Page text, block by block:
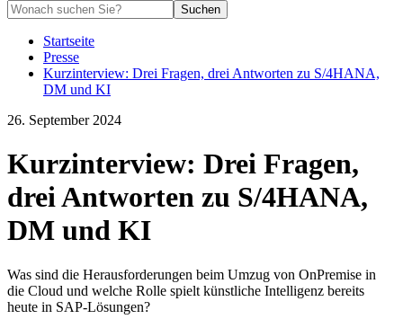
Suchen
Startseite
Presse
Kurzinterview: Drei Fragen, drei Antworten zu S/4HANA,
DM und KI
26. September 2024
Kurzinterview: Drei Fragen,
drei Antworten zu S/4HANA,
DM und KI
Was sind die Herausforderungen beim Umzug von OnPremise in
die Cloud und welche Rolle spielt künstliche Intelligenz bereits
heute in SAP-Lösungen?